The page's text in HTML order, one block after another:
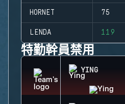
HORNET 75
LENDA 119
特勤幹員禁用
YING